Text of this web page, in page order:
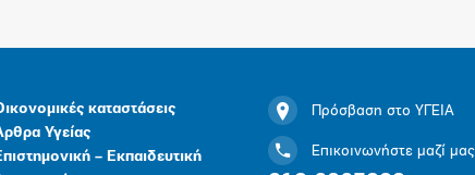
καταστάσεις
Υγείας
– Εκπαιδευτική
Πρόσβαση στο ΥΓΕΙΑ
Επικοινωνήστε μαζί μας